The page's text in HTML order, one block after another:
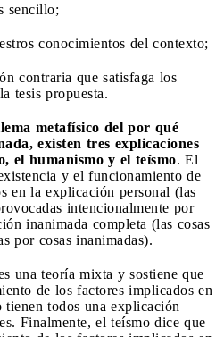
sencillo;
conocimientos del contexto;
contraria que satisfaga los
tesis propuesta.
metafísico del por qué
existen tres explicaciones
el humanismo y el teísmo. El
y el funcionamiento de
en la explicación personal (las
intencionalmente por
inanimada completa (las cosas
por cosas inanimadas).
una teoría mixta y sostiene que
de los factores implicados en
todos una explicación
Finalmente, el teísmo dice que